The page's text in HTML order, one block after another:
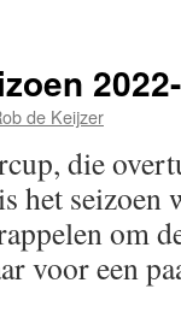
de Keijzer
die
het seizoen
om
voor een